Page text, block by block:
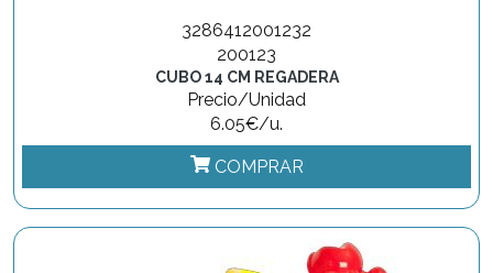
3286412001232
200123
CUBO 14 CM REGADERA
Precio/Unidad
6.05€/u.
COMPRAR